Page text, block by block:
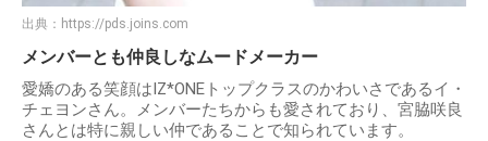
出典： https://pds.joins.com
メンバーとも仲良しなムードメーカー
愛嬌のある笑顔はIZ*ONEトップクラスのかわいさであるイ・
チェヨンさん。メンバーたちからも愛されており、宮脇咲良
さんとは特に親しい仲であることで知られています。